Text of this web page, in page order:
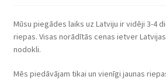
Mūsu piegādes laiks uz Latviju ir vidēji 3-4
riepas. Visas norādītās cenas ietver
nodokli.
Mēs piedāvājam tikai un vienīgi jaunas